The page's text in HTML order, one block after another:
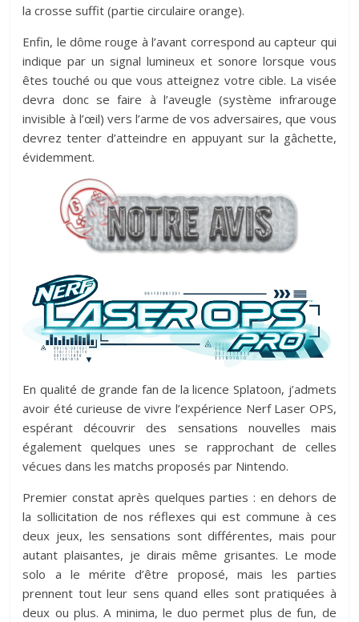
la crosse suffit (partie circulaire orange).
Enfin, le dôme rouge à l’avant correspond au capteur qui
indique par un signal lumineux et sonore lorsque vous
êtes touché ou que vous atteignez votre cible. La visée
devra donc se faire à l’aveugle (système infrarouge
invisible à l’œil) vers l’arme de vos adversaires, que vous
devrez tenter d’atteindre en appuyant sur la gâchette,
évidemment.
En qualité de grande fan de la licence Splatoon, j’admets
avoir été curieuse de vivre l’expérience Nerf Laser OPS,
espérant découvrir des sensations nouvelles mais
également quelques unes se rapprochant de celles
vécues dans les matchs proposés par Nintendo.
Premier constat après quelques parties : en dehors de
la sollicitation de nos réflexes qui est commune à ces
deux jeux, les sensations sont différentes, mais pour
autant plaisantes, je dirais même grisantes. Le mode
solo a le mérite d’être proposé, mais les parties
prennent tout leur sens quand elles sont pratiquées à
deux ou plus. A minima, le duo permet plus de fun, de